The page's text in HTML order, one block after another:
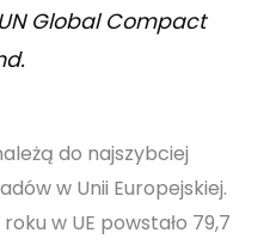
Global Compact
do najszybciej
w Unii Europejskiej.
w UE powstało 79,7